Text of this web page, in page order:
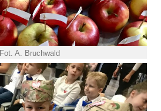
Fot. A. Bruchwald